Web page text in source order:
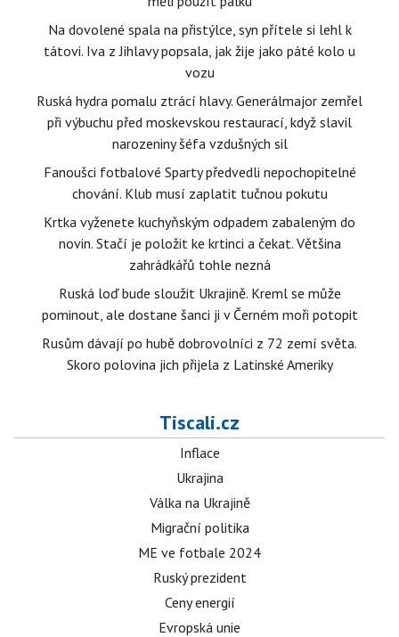
Na dovolené spala na přistýlce, syn přítele si lehl k
tátovi. Iva z Jihlavy popsala, jak žije jako páté kolo u
vozu
Ruská hydra pomalu ztrácí hlavy. Generálmajor zemřel
při výbuchu před moskevskou restaurací, když slavil
narozeniny šéfa vzdušných sil
Fanoušci fotbalové Sparty předvedli nepochopitelné
chování. Klub musí zaplatit tučnou pokutu
Krtka vyženete kuchyňským odpadem zabaleným do
novin. Stačí je položit ke krtinci a čekat. Většina
zahrádkářů tohle nezná
Ruská loď bude sloužit Ukrajině. Kreml se může
pominout, ale dostane šanci ji v Černém moři potopit
Rusům dávají po hubě dobrovolníci z 72 zemí světa.
Skoro polovina jich přijela z Latinské Ameriky
Tiscali.cz
Inflace
Ukrajina
Válka na Ukrajině
Migrační politika
ME ve fotbale 2024
Ruský prezident
Ceny energií
Evropská unie